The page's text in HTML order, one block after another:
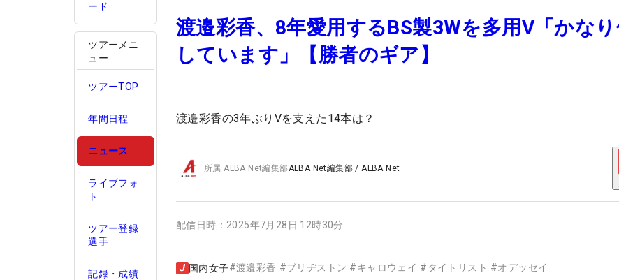
ード
ツアーメニ
ュー
ツアーTOP
年間日程
ニュース
ライブフォ
ト
ツアー登録
選手
記録・成績
渡邉彩香、8年愛用するBS製3Wを多用V「かな
しています」【勝者のギア】
渡邉彩香の3年ぶりVを支えた14本は？
所属ALBA Net編集部ALBA Net編集部 /ALBA Net
配信日時： 2025年7月28日 12時30分
国内女子#渡邉彩香 #ブリヂストン #キャロウェイ # タイトリスト #オデッセイ